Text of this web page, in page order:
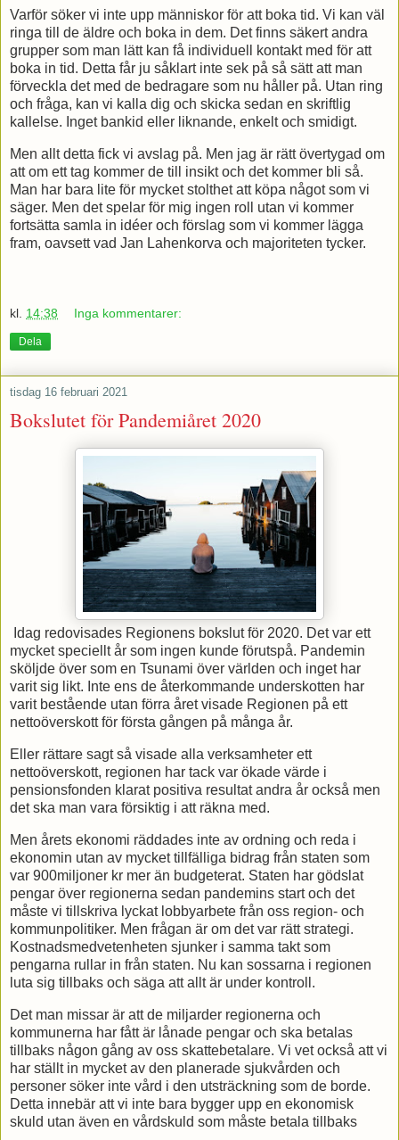
Varför söker vi inte upp människor för att boka tid. Vi kan väl
ringa till de äldre och boka in dem. Det finns säkert andra
grupper som man lätt kan få individuell kontakt med för att
boka in tid. Detta får ju såklart inte sek på så sätt att man
förveckla det med de bedragare som nu håller på. Utan ring
och fråga, kan vi kalla dig och skicka sedan en skriftlig
kallelse. Inget bankid eller liknande, enkelt och smidigt.
Men allt detta fick vi avslag på. Men jag är rätt övertygad om
att om ett tag kommer de till insikt och det kommer bli så.
Man har bara lite för mycket stolthet att köpa något som vi
säger. Men det spelar för mig ingen roll utan vi kommer
fortsätta samla in idéer och förslag som vi kommer lägga
fram, oavsett vad Jan Lahenkorva och majoriteten tycker.
kl. 14:38 Inga kommentarer:
Dela
tisdag 16 februari 2021
Bokslutet för Pandemiåret 2020
Idag redovisades Regionens bokslut för 2020. Det var ett
mycket speciellt år som ingen kunde förutspå. Pandemin
sköljde över som en Tsunami över världen och inget har
varit sig likt. Inte ens de återkommande underskotten har
varit bestående utan förra året visade Regionen på ett
nettoöverskott för första gången på många år.
Eller rättare sagt så visade alla verksamheter ett
nettoöverskott, regionen har tack var ökade värde i
pensionsfonden klarat positiva resultat andra år också men
det ska man vara försiktig i att räkna med.
Men årets ekonomi räddades inte av ordning och reda i
ekonomin utan av mycket tillfälliga bidrag från staten som
var 900miljoner kr mer än budgeterat. Staten har gödslat
pengar över regionerna sedan pandemins start och det
måste vi tillskriva lyckat lobbyarbete från oss region- och
kommunpolitiker. Men frågan är om det var rätt strategi.
Kostnadsmedvetenheten sjunker i samma takt som
pengarna rullar in från staten. Nu kan sossarna i regionen
luta sig tillbaks och säga att allt är under kontroll.
Det man missar är att de miljarder regionerna och
kommunerna har fått är lånade pengar och ska betalas
tillbaks någon gång av oss skattebetalare. Vi vet också att vi
har ställt in mycket av den planerade sjukvården och
personer söker inte vård i den utsträckning som de borde.
Detta innebär att vi inte bara bygger upp en ekonomisk
skuld utan även en vårdskuld som måste betala tillbaks